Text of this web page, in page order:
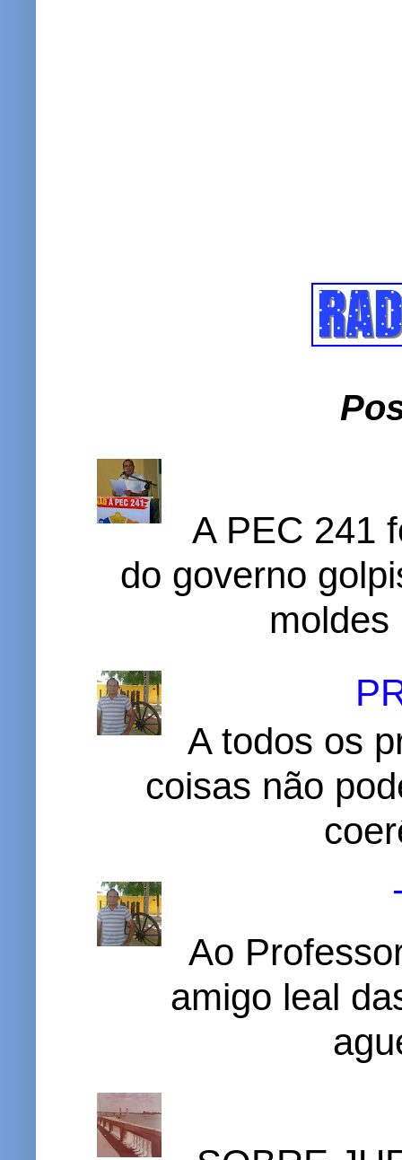
A PEC 241
do governo
A todos os
coisas não
Ao
amigo leal